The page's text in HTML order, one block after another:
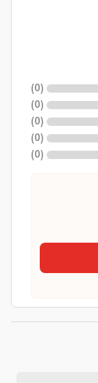
(
0
)
(
0
)
(
0
)
(
0
)
(
0
)